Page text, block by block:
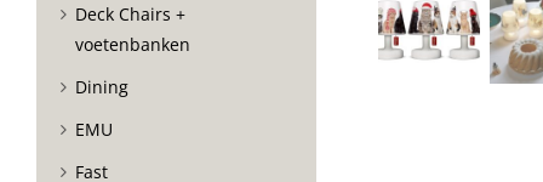
Deck Chairs +
voetenbanken
Dining
EMU
Fast